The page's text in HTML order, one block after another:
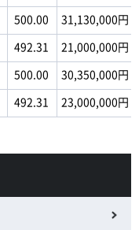
500.00
31,130,000円
492.31
21,000,000円
500.00
30,350,000円
492.31 23,000,000円